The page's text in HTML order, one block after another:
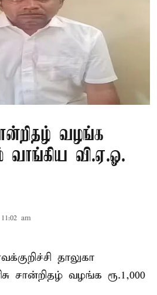
வழங்க
வாங்கிய வி.ஏ.ஓ.
am
தாலுகா
சான்றிதழ் வழங்க ரூ.1,000